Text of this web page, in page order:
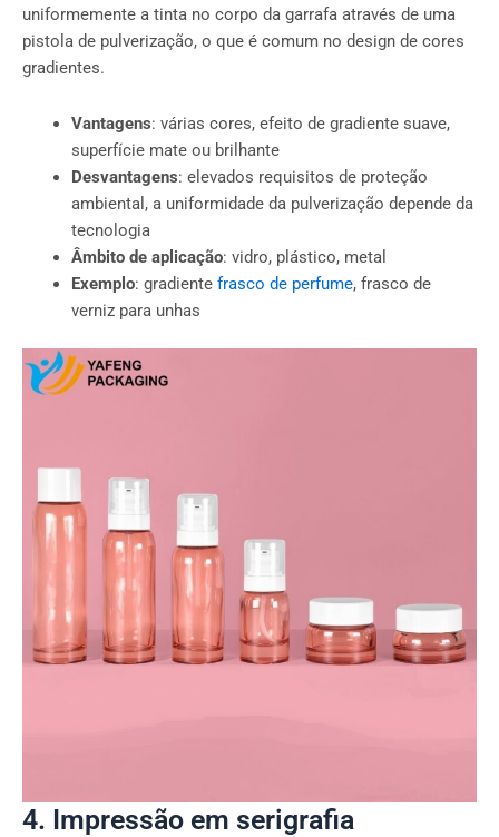
uniformemente a tinta no corpo da garrafa através de uma
pistola de pulverização, o que é comum no design de cores
gradientes.
Vantagens: várias cores, efeito de gradiente suave,
superfície mate ou brilhante
Desvantagens: elevados requisitos de proteção
ambiental, a uniformidade da pulverização depende da
tecnologia
Âmbito de aplicação: vidro, plástico, metal
Exemplo: gradiente frasco de perfume, frasco de
verniz para unhas
4. Impressão em serigrafia